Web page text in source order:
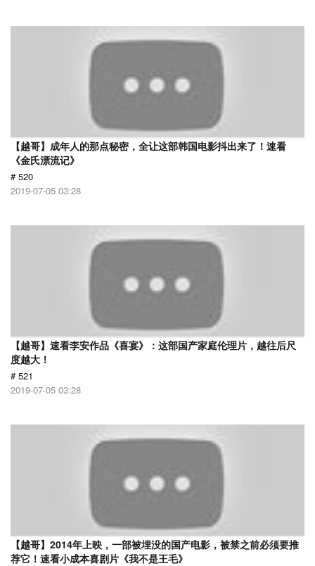
【越哥】成年人的那点秘密，全让这部韩国电影抖出来了！速看
《金氏漂流记》
# 520
2019-07-05 03:28
【越哥】速看李安作品《喜宴》：这部国产家庭伦理片，越往后尺
度越大！
# 521
2019-07-05 03:28
【越哥】2014年上映，一部被埋没的国产电影，被禁之前必须要推
荐它！速看小成本喜剧片《我不是王毛》